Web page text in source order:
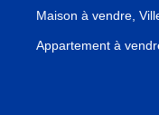
Maison à vendre,
Appartement à